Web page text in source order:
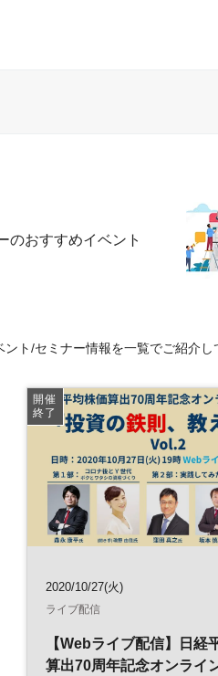
のおすすめイベント
ト/セミナー情報を一覧でご紹介
開催
終了
2020/10/27(火)
ライブ配信
【Webライブ配信】日経
算出70周年記念オンライ